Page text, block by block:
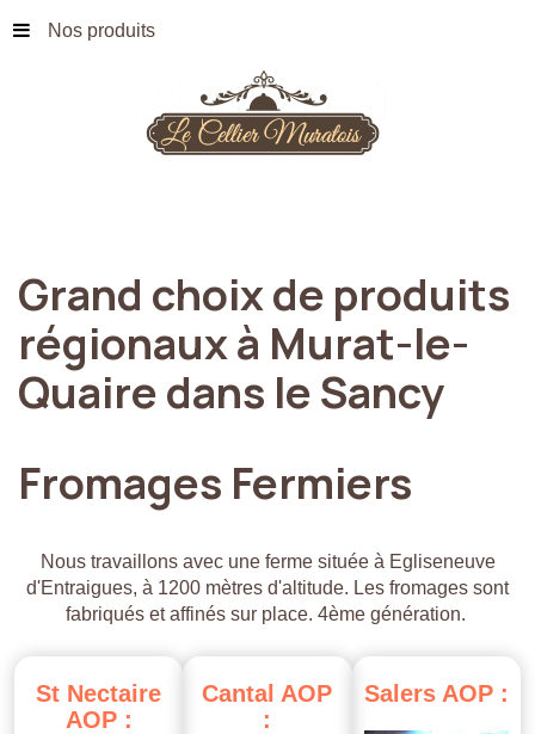
Nos produits
Grand choixde produits
régionauxà Murat-le-
Quairedans leSancy
Fromages Fermiers
Nous travaillons avec une ferme située à Egliseneuve
d'Entraigues, à 1200 mètres d'altitude. Les fromages sont
fabriqués et affinés sur place. 4ème génération.
St Nectaire
AOP :
Cantal AOP
:
Salers AOP :